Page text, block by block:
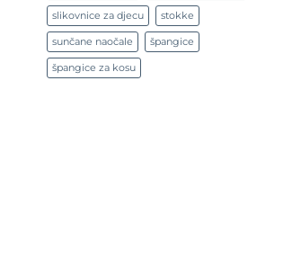
slikovnice za djecu stokke
sunčane naočale špangice
špangice za kosu